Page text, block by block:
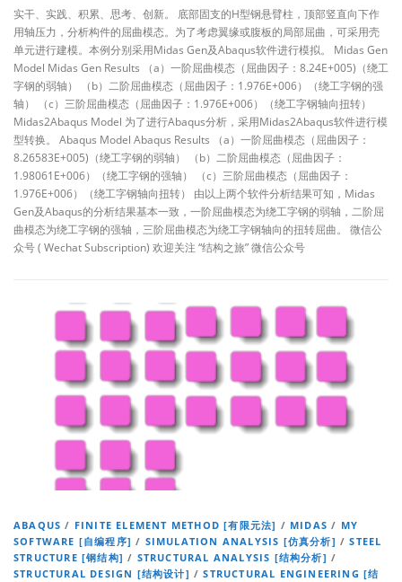
实干、实践、积累、思考、创新。 底部固支的H型钢悬臂柱，顶部竖直向下作
用轴压力，分析构件的屈曲模态。为了考虑翼缘或腹板的局部屈曲，可采用壳
单元进行建模。本例分别采用Midas Gen及Abaqus软件进行模拟。 Midas Gen
Model Midas Gen Results （a）一阶屈曲模态（屈曲因子：8.24E+005)（绕工
字钢的弱轴） （b）二阶屈曲模态（屈曲因子：1.976E+006）（绕工字钢的强
轴） （c）三阶屈曲模态（屈曲因子：1.976E+006）（绕工字钢轴向扭转）
Midas2Abaqus Model 为了进行Abaqus分析，采用Midas2Abaqus软件进行模
型转换。 Abaqus Model Abaqus Results （a）一阶屈曲模态（屈曲因子：
8.26583E+005)（绕工字钢的弱轴） （b）二阶屈曲模态（屈曲因子：
1.98061E+006）（绕工字钢的强轴） （c）三阶屈曲模态（屈曲因子：
1.976E+006）（绕工字钢轴向扭转） 由以上两个软件分析结果可知，Midas
Gen及Abaqus的分析结果基本一致，一阶屈曲模态为绕工字钢的弱轴，二阶屈
曲模态为绕工字钢的强轴，三阶屈曲模态为绕工字钢轴向的扭转屈曲。 微信公
众号 ( Wechat Subscription) 欢迎关注 “结构之旅” 微信公众号
ABAQUS / FINITE ELEMENT METHOD [有限元法] / MIDAS / MY
SOFTWARE [自编程序] / SIMULATION ANALYSIS [仿真分析] /STEEL
STRUCTURE [钢结构] / STRUCTURAL ANALYSIS [结构分析] /
STRUCTURAL DESIGN [结构设计] /STRUCTURAL ENGINEERING [结